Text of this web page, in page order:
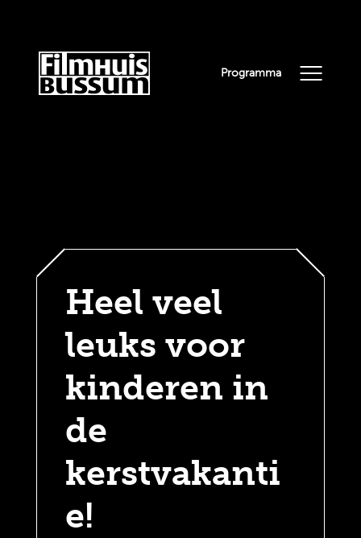
Programma
Heel veel
leuks voor
kinderen in
de
kerstvakanti
e!